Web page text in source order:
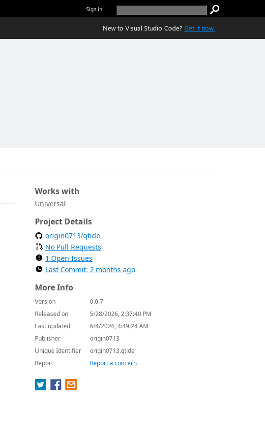
Sign in
New to Visual Studio Code? Get it now.
Works with
Universal
Project Details
origin0713/qtide
No Pull Requests
1 Open Issues
Last Commit: 2 months ago
More Info
Version
0.0.7
Released on
5/28/2026, 2:37:40 PM
Last updated
6/4/2026, 4:49:24 AM
Publisher
origin0713
Unique Identifier
origin0713.qtide
Report
Report a concern